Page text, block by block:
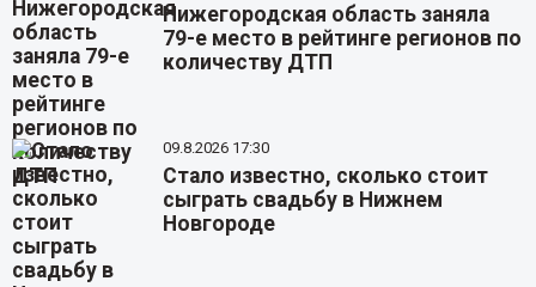
Нижегородская область заняла
79-е место в рейтинге регионов по
количеству ДТП
09.8.2026 17:30
Стало известно, сколько стоит
сыграть свадьбу в Нижнем
Новгороде